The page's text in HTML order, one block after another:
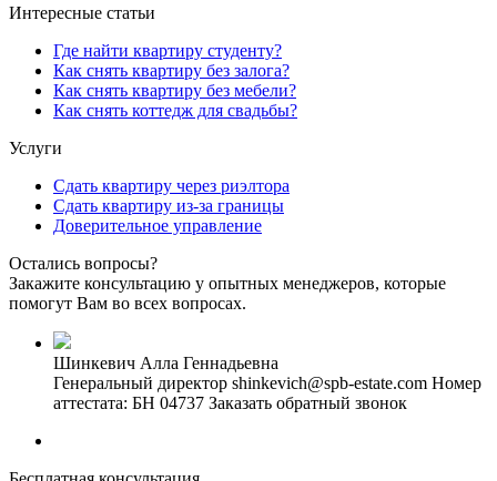
Интересные статьи
Где найти квартиру студенту?
Как снять квартиру без залога?
Как снять квартиру без мебели?
Как снять коттедж для свадьбы?
Услуги
Сдать квартиру через риэлтора
Сдать квартиру из-за границы
Доверительное управление
Остались вопросы?
Закажите консультацию у опытных менеджеров, которые
помогут Вам во всех вопросах.
Шинкевич Алла Геннадьевна
Генеральный директор shinkevich@spb-estate.com Номер
аттестата: БН 04737 Заказать обратный звонок